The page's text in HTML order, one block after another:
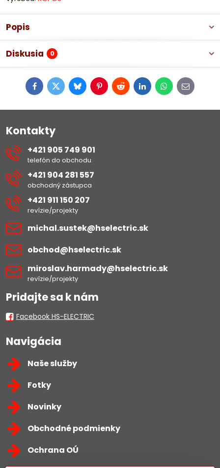
Popis
Diskusia 0
FacebookTwitterBlueskyPinterestRedditLinkedInWhatsApp
E-
mail
Kontakty
+421 905 749 901
telefón do obchodu
+421 904 281 557
obchodný zástupca
+421 911 150 207
revízie/projekty
michal​.sustek​@hselectric​.sk
obchod​@hselectric​.sk
miroslav​.harmady​@hselectric​.sk
revízie/projekty
Pridajte sa k nám
Facebook HS-ELECTRIC
Navigácia
Naše služby
Fotky
Novinky
Obchodné podmienky
Ochrana OÚ